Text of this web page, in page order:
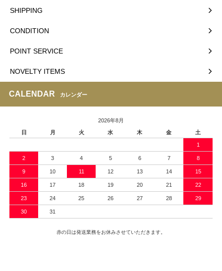
SHIPPING
CONDITION
POINT SERVICE
NOVELTY ITEMS
CALENDAR カレンダー
2026年8月
日
月 火 水 木 金 土
1
2 3 4 5 6 7 8
9 10 11 12 13 14 15
16 17 18 19 20 21 22
23 24 25 26 27 28 29
30 31
赤の日は発送業務をお休みさせていただきます。